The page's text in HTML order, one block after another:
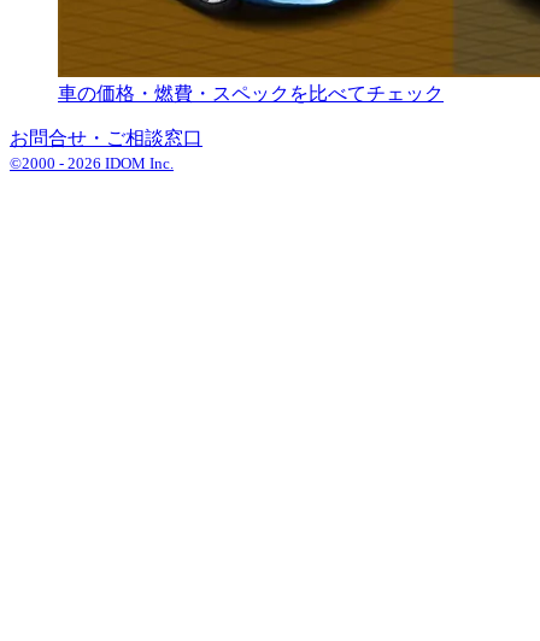
車の価格・燃費・スペックを比べてチェック
お問合せ・ご相談窓口
©2000 - 2026 IDOM Inc.